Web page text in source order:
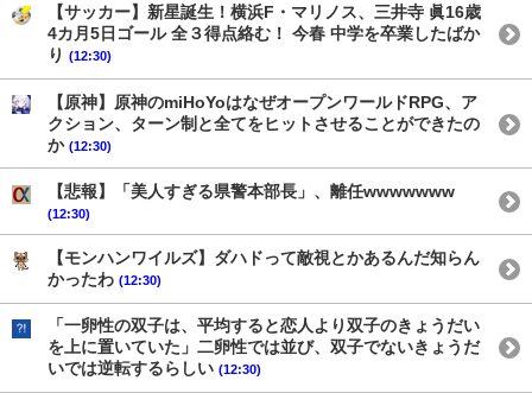
【サッカー】新星誕生！横浜F・マリノス、三井寺 眞16歳
4カ月5日ゴール 全３得点絡む！ 今春 中学を卒業したばか
り (12:30)
【原神】原神のmiHoYoはなぜオープンワールドRPG、ア
クション、ターン制と全てをヒットさせることができたの
か (12:30)
【悲報】「美人すぎる県警本部長」、離任wwwwwww
(12:30)
【モンハンワイルズ】ダハドって敵視とかあるんだ知らん
かったわ (12:30)
「一卵性の双子は、平均すると恋人より双子のきょうだい
を上に置いていた」二卵性では並び、双子でないきょうだ
いでは逆転するらしい (12:30)